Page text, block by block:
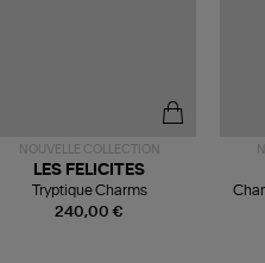
NOUVELLE COLLECTION
240,00 €
LES FELICITES
Tryptique Charms